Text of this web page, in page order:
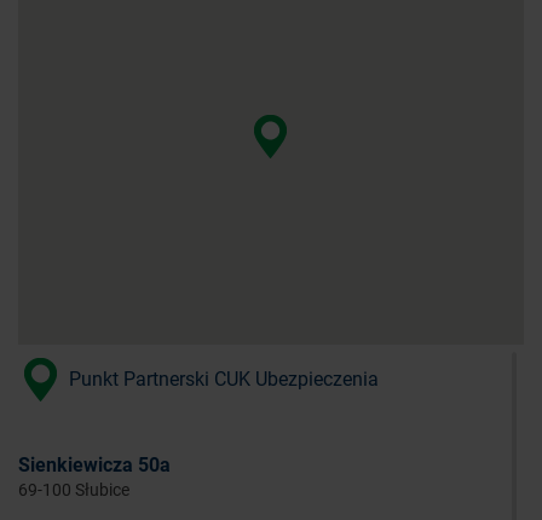
Punkt Partnerski CUK Ubezpieczenia
Sienkiewicza 50a
69-100 Słubice